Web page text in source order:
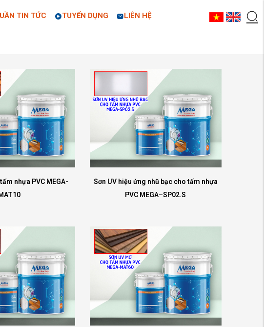
TIN TỨC TUYỂN DỤNG LIÊN HỆ
nhựa PVC MEGA-
Sơn UV hiệu ứng nhũ bạc cho tấm nhựa
PVC MEGA–SP02.S